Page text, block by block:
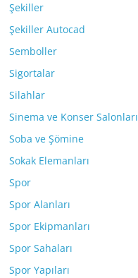
Şekiller
Şekiller Autocad
Semboller
Sigortalar
Silahlar
Sinema ve Konser Salonları
Soba ve Şömine
Sokak Elemanları
Spor
Spor Alanları
Spor Ekipmanları
Spor Sahaları
Spor Yapıları